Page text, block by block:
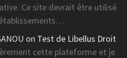
Ce site devrait être utilisé
on Test de Libellus Droit
cette plateforme et je